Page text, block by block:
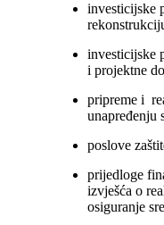
investicijske
investicijske
i projektne
pripreme i
unapređenju
poslove
prijedloge
izvješća o
osiguranje